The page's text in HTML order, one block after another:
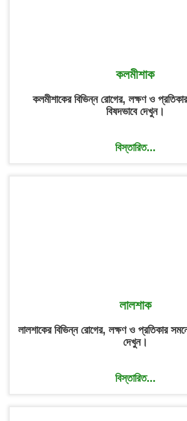
কলমীশাক
কলমীশাকের বিভিন্ন রোগের, লক্ষণ ও
বিষদভাবে দেখুন।
বিস্তারিত...
লালশাক
লালশাকের বিভিন্ন রোগের, লক্ষণ ও প্রতিকার
দেখুন।
বিস্তারিত...